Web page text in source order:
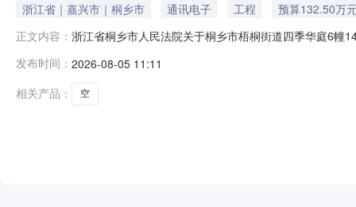
浙江省｜嘉兴市｜桐乡市 通讯电子 工程
预算132.50万
正文内容： 浙江省桐乡市人民法院关于桐乡市梧桐街道四季华庭6幢
拍卖标的：桐乡市梧桐街道四季华庭6幢1405室房产【
发布时间： 2026-08-05 11:11
相关产品：
空